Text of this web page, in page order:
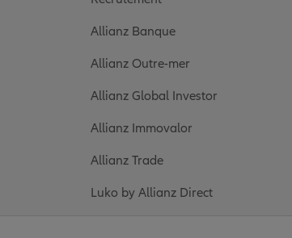
Allianz Banque
Allianz Outre-mer
Allianz Global Investor
Allianz Immovalor
Allianz Trade
Luko by Allianz Direct